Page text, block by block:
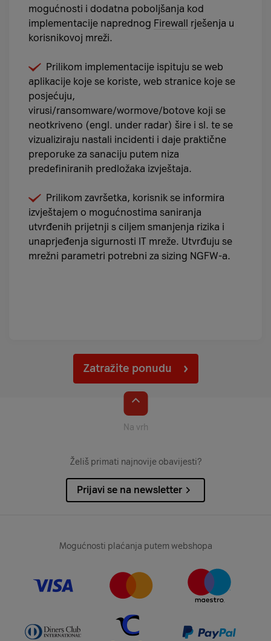
mogućnosti i dodatna poboljšanja kod
implementacije naprednog Firewall rješenja u
korisnikovoj mreži.
Prilikom implementacije ispituju se web
aplikacije koje se koriste, web stranice koje se
posjećuju,
virusi/ransomware/wormove/botove koji se
neotkriveno (engl. under radar) šire i sl. te se
vizualiziraju nastali incidenti i daje praktične
preporuke za sanaciju putem niza
predefiniranih predložaka izvještaja.
Prilikom završetka, korisnik se informira
izvještajem o mogućnostima saniranja
utvrđenih prijetnji s ciljem smanjenja rizika i
unaprjeđenja sigurnosti IT mreže. Utvrđuju se
mrežni parametri potrebni za sizing NGFW-a.
Zatražite ponudu
Na vrh
Želiš primati najnovije obavijesti?
Prijavi se na newsletter
Mogućnosti plaćanja putem webshopa